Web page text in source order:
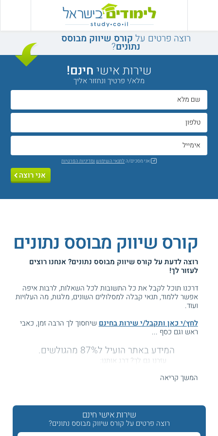
רוצה פרטים על קורס שיווק מבוסס
נתונים?
שירות אישיחינם!
מלא/י פרטיך ונחזור אליך
אני מסכים/הלתנאי השימוש ומדיניות הפרטיות
אני רוצה
קורס שיווק מבוסס נתונים
רוצה לדעת על קורס שיווק מבוסס נתונים? אנחנו רוצים
לעזור לך!
דרכנו תוכל לקבל את כל התשובות לכל השאלות, לרבות איפה
אפשר ללמוד, תנאי קבלה למסלולים השונים, מלגות, מה העלויות
ועוד.
לחץ/י כאן ותקבל/י שירות בחינם שיחסוך לך הרבה זמן, כאבי
ראש וגם כסף ...
המידע באתר הועיל ל87% מהגולשים.
עזרנו גם לך? דרג אותנו:
קורס שיווק מבוסס נתונים
שיווק מבוסס נתונים, או מבוסס דאטה, מאפשר לארגונים ולחברות
לגבש אסטרטגיות שיווקיות על בסיס צרכי הלקוחות, לייעל ולדייק
המשך קריאה
שירות אישי חינם
רוצה פרטים על קורס שיווק מבוסס נתונים?